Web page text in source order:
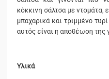
κόκκινη σάλτσα με
μπαχαρικά και τριμμένο
αυτός είναι η αποθέωση της
Υλικά